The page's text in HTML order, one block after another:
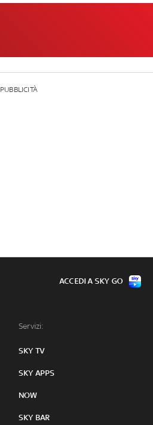
PUBBLICITÀ
Servizi:
SKY TV
SKY APPS
NOW
SKY BAR
ACCEDI A SKY GO